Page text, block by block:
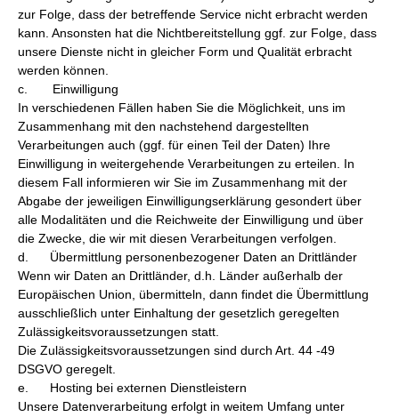
zur Folge, dass der betreffende Service nicht erbracht werden
kann. Ansonsten hat die Nichtbereitstellung ggf. zur Folge, dass
unsere Dienste nicht in gleicher Form und Qualität erbracht
werden können.
c. Einwilligung
In verschiedenen Fällen haben Sie die Möglichkeit, uns im
Zusammenhang mit den nachstehend dargestellten
Verarbeitungen auch (ggf. für einen Teil der Daten) Ihre
Einwilligung in weitergehende Verarbeitungen zu erteilen. In
diesem Fall informieren wir Sie im Zusammenhang mit der
Abgabe der jeweiligen Einwilligungserklärung gesondert über
alle Modalitäten und die Reichweite der Einwilligung und über
die Zwecke, die wir mit diesen Verarbeitungen verfolgen.
d. Übermittlung personenbezogener Daten an Drittländer
Wenn wir Daten an Drittländer, d.h. Länder außerhalb der
Europäischen Union, übermitteln, dann findet die Übermittlung
ausschließlich unter Einhaltung der gesetzlich geregelten
Zulässigkeitsvoraussetzungen statt.
Die Zulässigkeitsvoraussetzungen sind durch Art. 44 -49
DSGVO geregelt.
e. Hosting bei externen Dienstleistern
Unsere Datenverarbeitung erfolgt in weitem Umfang unter